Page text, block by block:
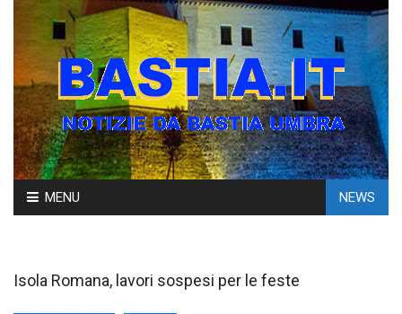
Skip
to
MENU NEWS
Isola Romana, lavori sospesi per le feste